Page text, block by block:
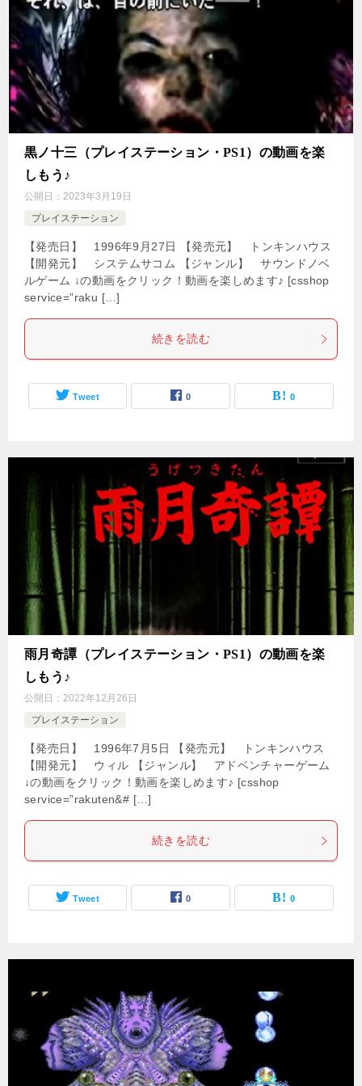
黒ノ十三（プレイステーション・PS1）の動画を楽
しもう♪
公開日： 2023年3月19日
プレイステーション
【発売日】 1996年9月27日 【発売元】 トンキンハウス
【開発元】 システムサコム 【ジャンル】 サウンドノベ
ルゲーム ↓の動画をクリック！動画を楽しめます♪ [csshop
service=”raku […]
続きを読む
Tweet 0 0
雨月奇譚（プレイステーション・PS1）の動画を楽
しもう♪
公開日： 2022年12月26日
プレイステーション
【発売日】 1996年7月5日 【発売元】 トンキンハウス
【開発元】 ウィル 【ジャンル】 アドベンチャーゲーム
↓の動画をクリック！動画を楽しめます♪ [csshop
service=”rakuten&# […]
続きを読む
Tweet 0 0